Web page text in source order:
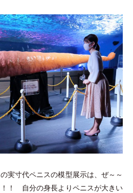
実寸代ペニスの模型展示は、ぜ～～
！ 自分の身長よりペニスが大きい